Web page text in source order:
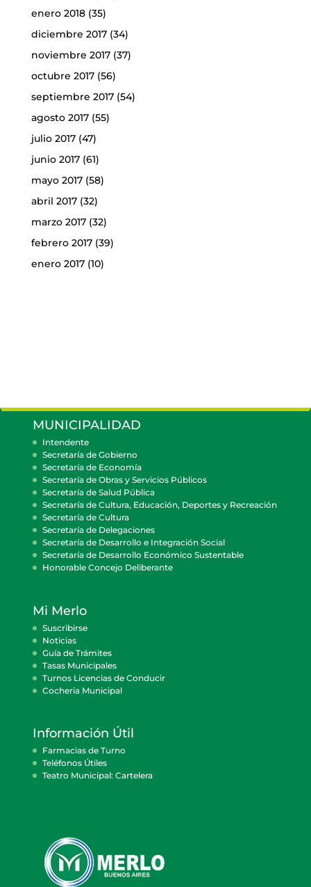
enero 2018(35)
diciembre 2017(34)
noviembre 2017(37)
octubre 2017(56)
septiembre 2017(54)
agosto 2017(55)
julio 2017(47)
junio 2017(61)
mayo 2017(58)
abril 2017(32)
marzo 2017(32)
febrero 2017(39)
enero 2017(10)
MUNICIPALIDAD
Intendente
Secretaría de Gobierno
Secretaría de Economía
Secretaría de Obras y Servicios Públicos
Secretaría de Salud Pública
Secretaría de Cultura, Educación, Deportes y Recreación
Secretaría de Cultura
Secretaría de Delegaciones
Secretaría de Desarrollo e Integración Social
Secretaría de Desarrollo Económico Sustentable
Honorable Concejo Deliberante
Mi Merlo
Suscribirse
Noticias
Guía de Trámites
Tasas Municipales
Turnos Licencias de Conducir
Cocheria Municipal
Información Útil
Farmacias de Turno
Teléfonos Útiles
Teatro Municipal: Cartelera